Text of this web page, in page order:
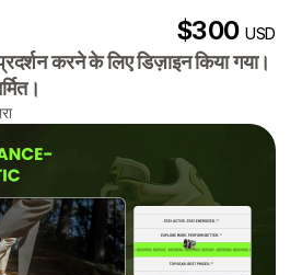
$300USD
करने के लिए डिज़ाइन किया गया।